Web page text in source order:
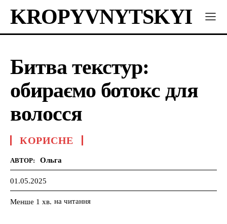
KROPYVNYTSKYI
Битва текстур:
обираємо ботокс для
волосся
КОРИСНЕ
АВТОР: Ольга
01.05.2025
Менше 1 хв. на читання